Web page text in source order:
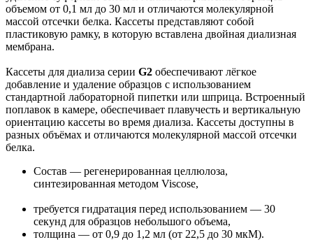
объемом от 0,1 мл до 30 мл и отличаются молекулярной
массой отсечки белка. Кассеты представляют собой
пластиковую рамку, в которую вставлена двойная диализная
мембрана.
Кассеты для диализа серии G2 обеспечивают лёгкое
добавление и удаление образцов с использованием
стандартной лабораторной пипетки или шприца. Встроенный
поплавок в камере, обеспечивает плавучесть и вертикальную
ориентацию кассеты во время диализа. Кассеты доступны в
разных объёмах и отличаются молекулярной массой отсечки
белка.
Состав — регенерированная целлюлоза,
синтезированная методом Viscose,
требуется гидратация перед использованием — 30
секунд для образцов небольшого объема,
толщина — от 0,9 до 1,2 мл (от 22,5 до 30 мкМ).